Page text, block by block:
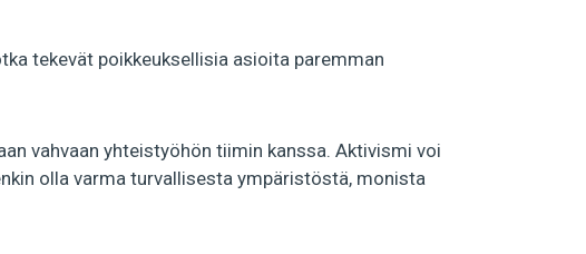
tekevät poikkeuksellisia asioita paremman
vahvaan yhteistyöhön tiimin kanssa. Aktivismi voi
olla varma turvallisesta ympäristöstä, monista